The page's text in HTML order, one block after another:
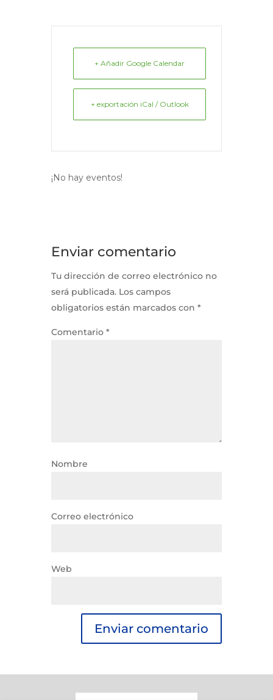
+ Añadir Google Calendar
+ exportación iCal / Outlook
¡No hay eventos!
Enviar comentario
Tu dirección de correo electrónico no
será publicada. Los campos
obligatorios están marcados con *
Comentario *
Nombre
Correo electrónico
Web